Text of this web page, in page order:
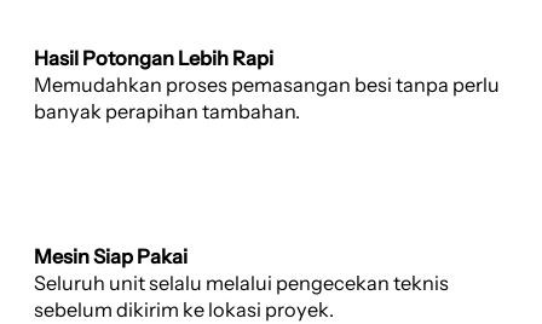
Hasil Potongan Lebih Rapi
Memudahkan proses pemasangan besi tanpa perlu
banyak perapihan tambahan.
Mesin Siap Pakai
Seluruh unit selalu melalui pengecekan teknis
sebelum dikirim ke lokasi proyek.